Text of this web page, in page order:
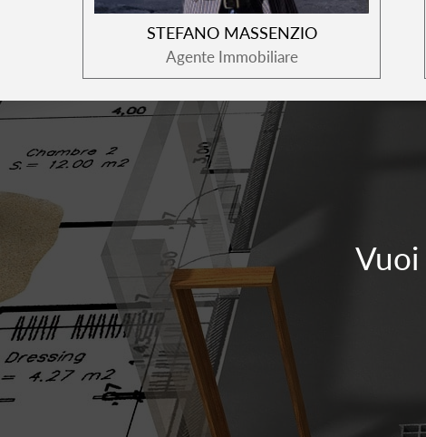
STEFANO MASSENZIO
Agente Immobiliare